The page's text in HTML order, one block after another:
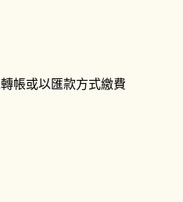
帳或以匯款方式繳費